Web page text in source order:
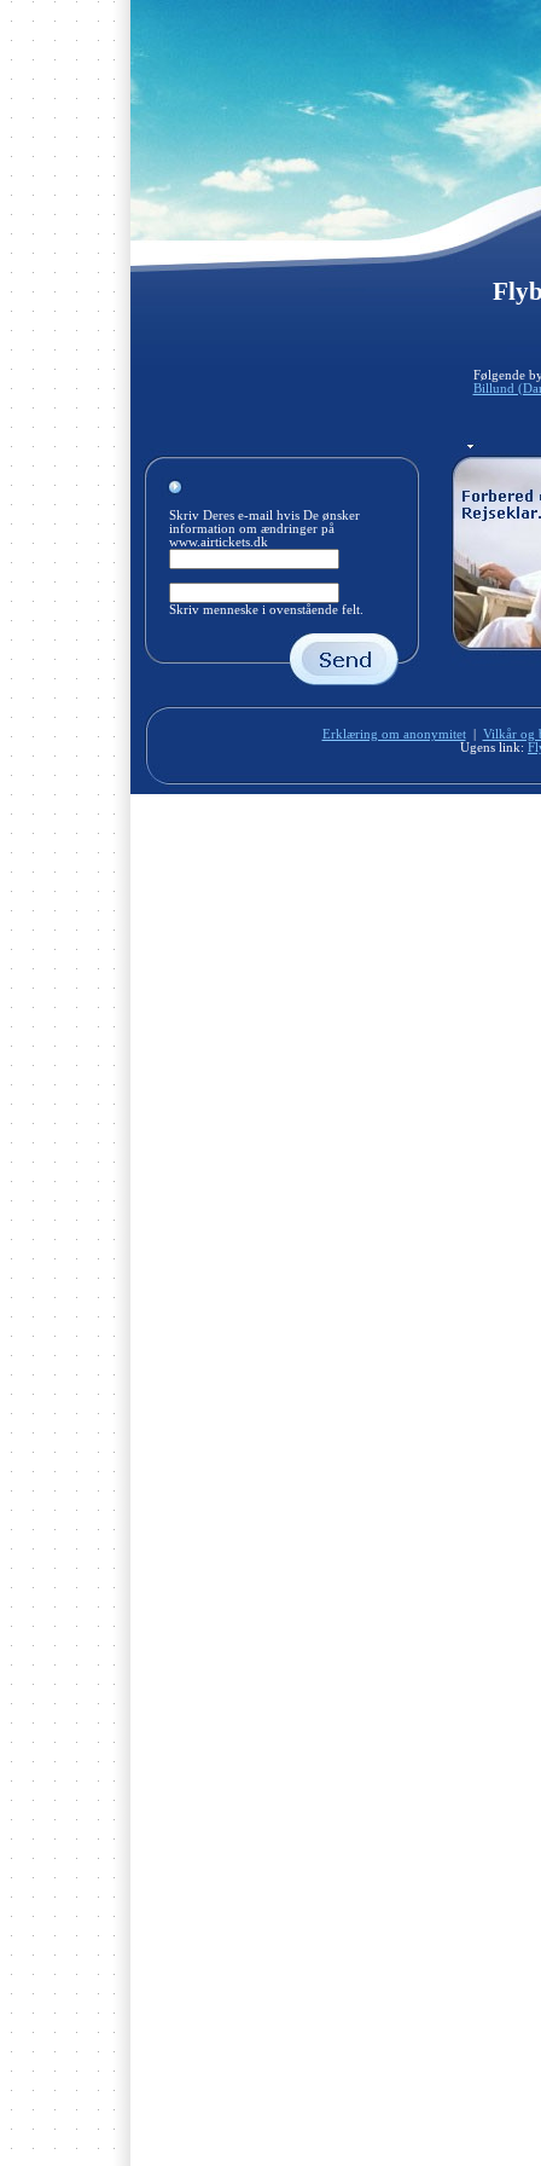
Følgende
Billund
Skriv Deres e-mail hvis De ønsker
information om ændringer på
www.airtickets.dk
Skriv menneske i ovenstående felt.
Erklæring om anonymitet| Vilkår og
Ugens link: